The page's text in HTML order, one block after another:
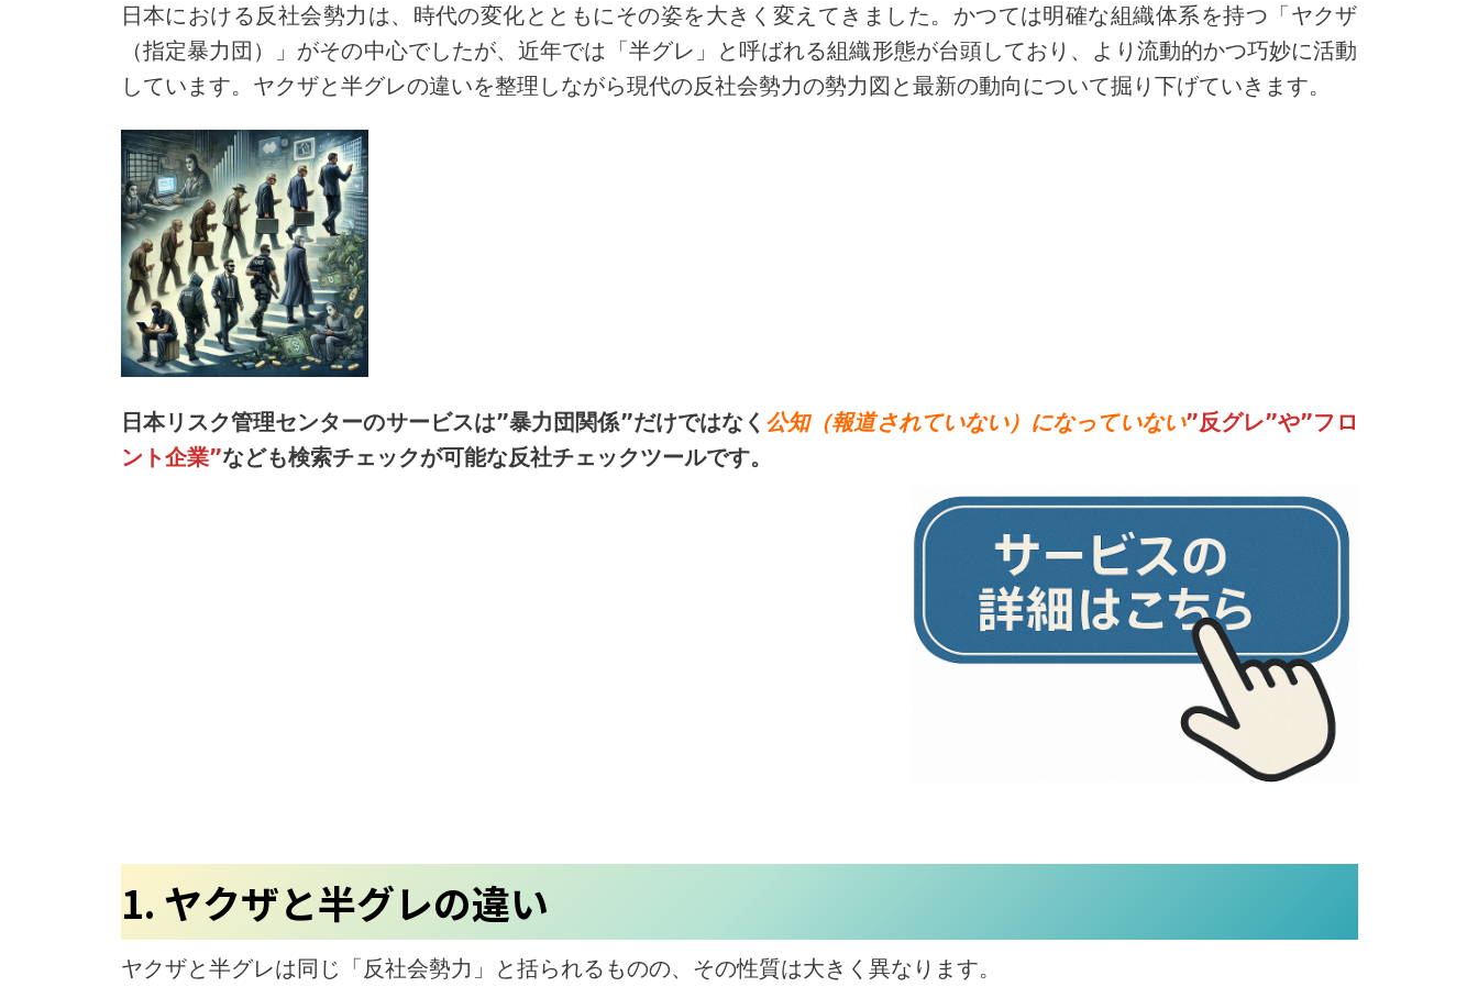
日本における反社会勢力は、時代の変化とともにその姿を大きく変えてきました。かつては明確な組織体系を持つ「ヤクザ
（指定暴力団）」がその中心でしたが、近年では「半グレ」と呼ばれる組織形態が台頭しており、より流動的かつ巧妙に活動
しています。ヤクザと半グレの違いを整理しながら現代の反社会勢力の勢力図と最新の動向について掘り下げていきます。
日本リスク管理センターのサービスは”暴力団関係”だけではなく 公知（報道されていない）になっていない”反グレ”や”フロ
ント企業”なども検索チェックが可能な反社チェックツールです。
1. ヤクザと半グレの違い
ヤクザと半グレは同じ「反社会勢力」と括られるものの、その性質は大きく異なります。